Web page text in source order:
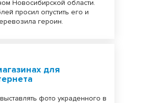
Новосибирской области.
просил опустить его и
героин.
для
фото украденного в